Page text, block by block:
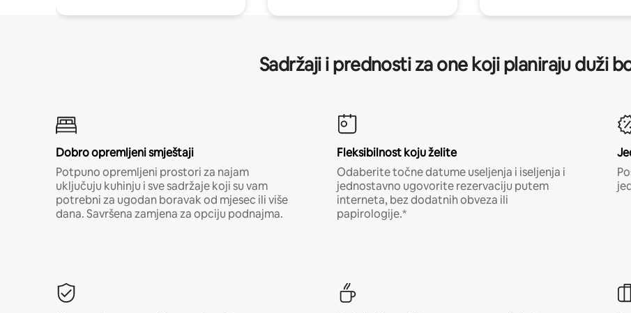
Sadržaji i prednosti za one koji planiraju duži
Dobro opremljeni smještaji
Potpuno opremljeni prostori za najam
uključuju kuhinju i sve sadržaje koji su vam
potrebni za ugodan boravak od mjesec ili više
dana. Savršena zamjena za opciju podnajma.
Fleksibilnost koju želite
Odaberite točne datume useljenja i iseljenja i
jednostavno ugovorite rezervaciju putem
interneta, bez dodatnih obveza ili
papirologije.*